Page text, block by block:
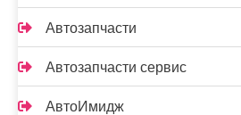
Автозапчасти
Автозапчасти сервис
АвтоИмидж